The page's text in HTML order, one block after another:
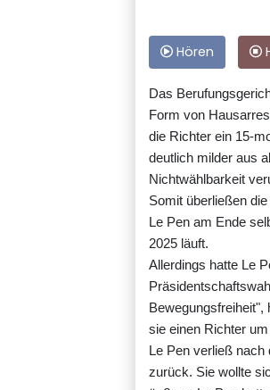
Hören
Das
Form von
die Richter ein 15-
deutlich milder aus
Nichtwählbarkeit
Somit überließen
Le Pen am Ende
2025 läuft.
Allerdings hatte Le
Bewegungsfreiheit",
sie einen Richter
Le Pen verließ
zurück. Sie wollte